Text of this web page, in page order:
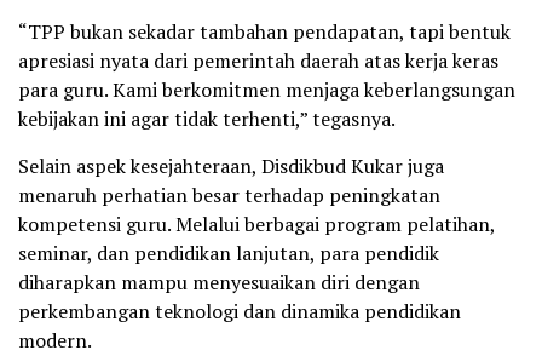
“TPP bukan sekadar tambahan pendapatan, tapi bentuk
apresiasi nyata dari pemerintah daerah atas kerja keras
para guru. Kami berkomitmen menjaga keberlangsungan
kebijakan ini agar tidak terhenti,” tegasnya.
Selain aspek kesejahteraan, Disdikbud Kukar juga
menaruh perhatian besar terhadap peningkatan
kompetensi guru. Melalui berbagai program pelatihan,
seminar, dan pendidikan lanjutan, para pendidik
diharapkan mampu menyesuaikan diri dengan
perkembangan teknologi dan dinamika pendidikan
modern.